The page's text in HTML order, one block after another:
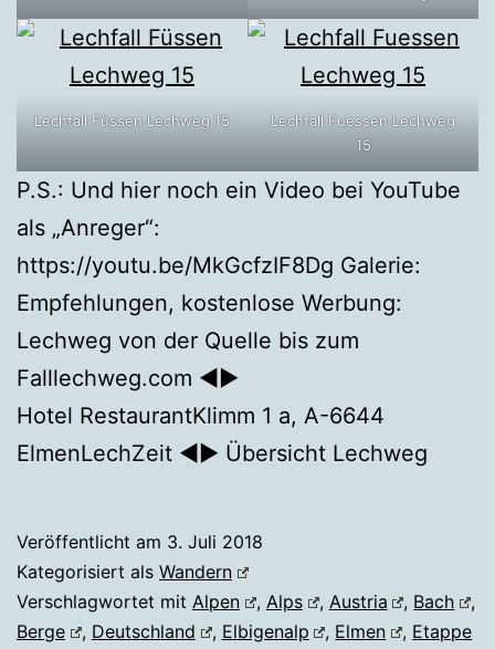
Lechfall Füssen Lechweg 15
Lechfall Fuessen Lechweg
15
P.S.: Und hier noch ein Video bei YouTube
als „Anreger“:
https://youtu.be/MkGcfzIF8Dg Galerie:
Empfehlungen, kostenlose Werbung:
Lechweg von der Quelle bis zum
Falllechweg.com ◄►
Hotel RestaurantKlimm 1 a, A-6644
ElmenLechZeit ◄► Übersicht Lechweg
Veröffentlicht am 3. Juli 2018
Kategorisiert als Wandern
Verschlagwortet mit Alpen , Alps , Austria , Bach
,
Berge
, Deutschland , Elbigenalp , Elmen , Etappe